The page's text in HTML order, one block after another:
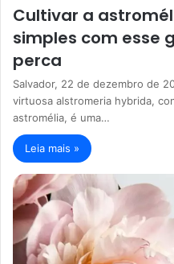
Cultivar a
simples com esse
perca
Salvador, 22 de dezembro de
virtuosa alstromeria hybrida,
astromélia, é uma…
Leia mais »